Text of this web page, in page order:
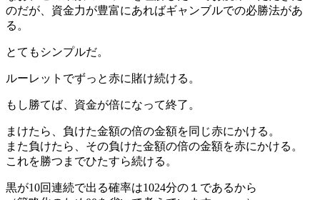
のだが、資金力が豊富にあればギャンブルでの必勝法があ
る。
とてもシンプルだ。
ルーレットでずっと赤に賭け続ける。
もし勝てば、資金が倍になって終了。
まけたら、負けた金額の倍の金額を同じ赤にかける。
また負けたら、その負けた金額の倍の金額を赤にかける。
これを勝つまでひたすら続ける。
黒が10回連続で出る確率は1024分の１であるから